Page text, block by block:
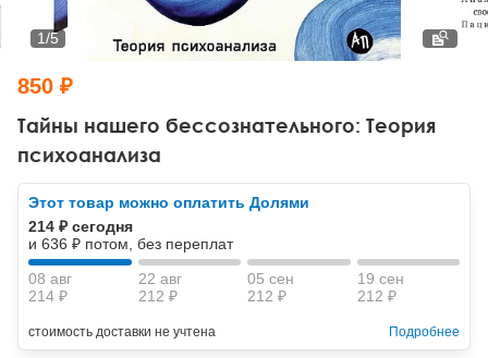
Тревожные расстройства, панические атаки
Психодрама
Другие направления психотерапии
Классический, эриксоновский гипноз и НЛП
НЛП
Психология труда и эргономика
Социальная психология
Социальная и организационная психология
Классический и юнгианский психоанализ
Тайны нашего бессознательного: Теория
психоанализа
1/5
850 ₽
Этот товар можно оплатить Долями
214 ₽ сегодня
и 636 ₽ потом, без переплат
08 авг
214 ₽
22 авг
212 ₽
05 сен
212 ₽
19 сен
212 ₽
стоимость доставки не учтена Подробнее